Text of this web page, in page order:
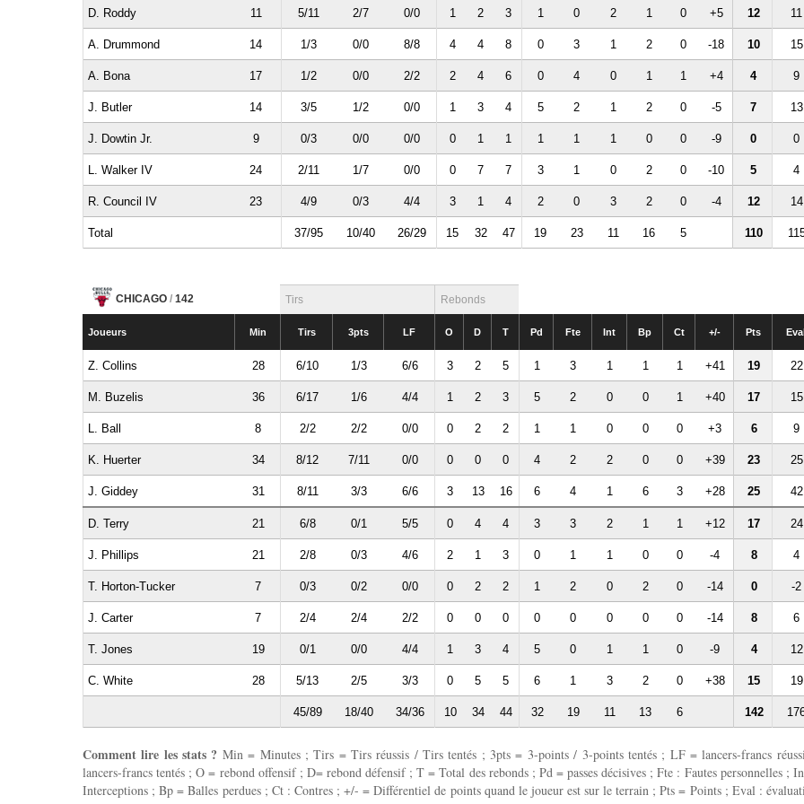
D. Roddy 11 5/11 2/7 0/0 1 2 3 1 0 2 1 0 +5 12 11
A. Drummond 14 1/3 0/0 8/8 4 4 8 0 3 1 2 0 -18 10 15
A. Bona 17 1/2 0/0 2/2 2 4 6 0 4 0 1 1 +4 4 9
J. Butler 14 3/5 1/2 0/0 1 3 4 5 2 1 2 0 -5 7 13
J. Dowtin Jr. 9 0/3 0/0 0/0 0 1 1 1 1 1 0 0 -9 0 0
L. Walker IV 24 2/11 1/7 0/0 0 7 7 3 1 0 2 0 -10 5 4
R. Council IV 23 4/9 0/3 4/4 3 1 4 2 0 3 2 0 -4 12 14
Total 37/95 10/40 26/29 15 32 47 19 23 11 16 5 110
CHICAGO / 142 Tirs Rebonds
Joueurs Min Tirs 3pts LF O D T Pd Fte Int Bp Ct +/- Pts
Z. Collins 28 6/10 1/3 6/6 3 2 5 1 3 1 1 1 +41 19 22
M. Buzelis 36 6/17 1/6 4/4 1 2 3 5 2 0 0 1 +40 17 15
L. Ball 8 2/2 2/2 0/0 0 2 2 1 1 0 0 0 +3 6 9
K. Huerter 34 8/12 7/11 0/0 0 0 0 4 2 2 0 0 +39 23 25
J. Giddey 31 8/11 3/3 6/6 3 13 16 6 4 1 6 3 +28 25 42
D. Terry 21 6/8 0/1 5/5 0 4 4 3 3 2 1 1 +12 17 24
J. Phillips 21 2/8 0/3 4/6 2 1 3 0 1 1 0 0 -4 8 4
T. Horton-Tucker 7 0/3 0/2 0/0 0 2 2 1 2 0 2 0 -14 0 -2
J. Carter 7 2/4 2/4 2/2 0 0 0 0 0 0 0 0 -14 8 6
T. Jones 19 0/1 0/0 4/4 1 3 4 5 0 1 1 0 -9 4 12
C. White 28 5/13 2/5 3/3 0 5 5 6 1 3 2 0 +38 15 19
45/89 18/40 34/36 10 34 44 32 19 11 13 6 142
Comment lire les stats ? Min = Minutes ; Tirs = Tirs réussis / Tirs tentés ; 3pts = 3-points / 3-points tentés ; LF = lancers-francs
lancers-francs tentés ; O = rebond offensif ; D= rebond défensif ; T = Total des rebonds ; Pd = passes décisives ; Fte : Fautes personnelles ;
Interceptions ; Bp = Balles perdues ; Ct : Contres ; +/- = Différentiel de points quand le joueur est sur le terrain ; Pts = Points ; Eval :